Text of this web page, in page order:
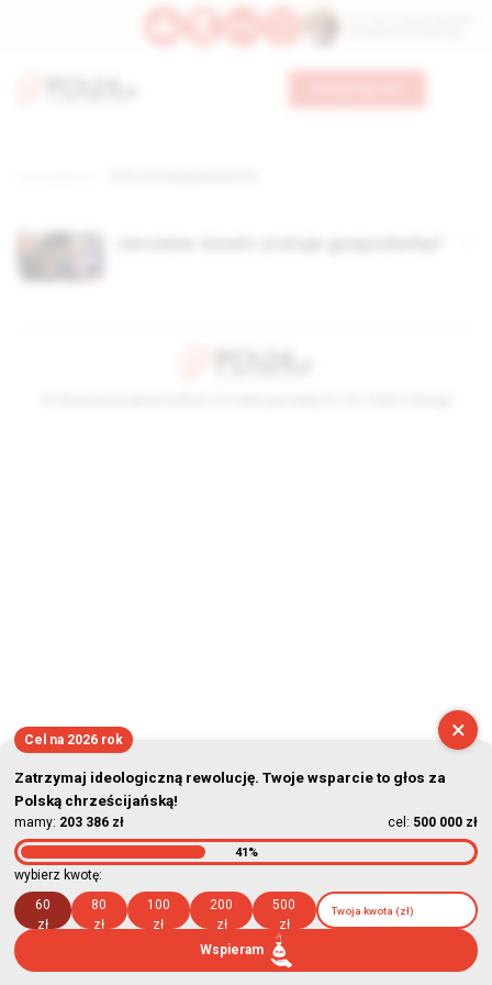
×
Cel na 2026 rok
Zatrzymaj ideologiczną rewolucję. Twoje wsparcie to głos za
Polską chrześcijańską!
mamy: 203 386 zł cel: 500 000 zł
41%
wybierz kwotę:
60
zł
80
zł
100
zł
200
zł
500
zł
Wspieram